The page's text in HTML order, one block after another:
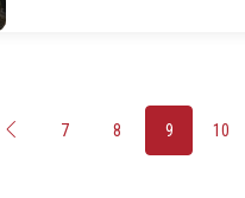
7 8 9 10